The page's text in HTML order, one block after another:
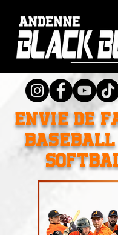
Envie de
Baseball